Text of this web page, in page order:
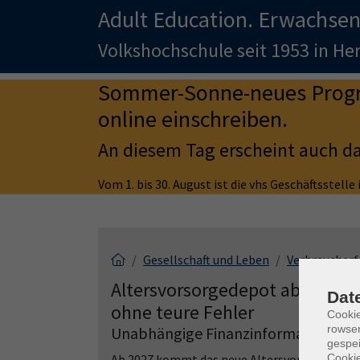
Adult Education.
Volkshochschule seit 1953 in
Sommer-Sonne-neues
online einschreiben.
An diesem Tag erscheint auch
Vom 1. bis 30. August ist die vhs
Gesellschaft und Leben
Altersvorsorgedepot ab 2027:
ohne teure Fehler
Unabhängige Finanzinformation